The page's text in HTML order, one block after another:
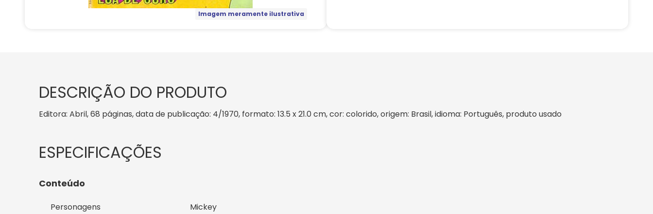
Imagem meramente ilustrativa
DESCRIÇÃO DO PRODUTO
Editora: Abril, 68 páginas, data de publicação: 4/1970, formato: 13.5 x 21.0 cm, cor: colorido, origem: Brasil, idioma: Português, produto usado
Conteúdo
Personagens Mickey